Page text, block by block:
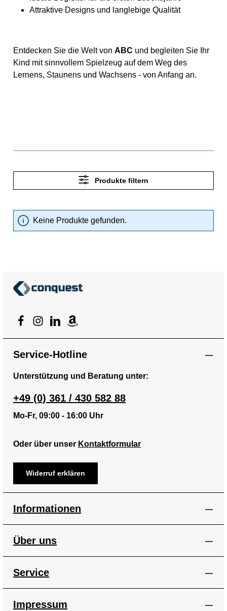
Attraktive Designs und langlebige Qualität
Entdecken Sie die Welt von ABC und begleiten Sie Ihr
Kind mit sinnvollem Spielzeug auf dem Weg des
Lernens, Staunens und Wachsens - von Anfang an.
Produkte filtern
Keine Produkte gefunden.
Service-Hotline
Unterstützung und Beratung unter:
+49 (0) 361 / 430 582 88
Mo-Fr, 09:00 - 16:00 Uhr
Oder über unser Kontaktformular
Widerruf erklären
Informationen
Über uns
Service
Impressum